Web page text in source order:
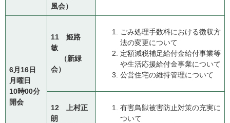
風会）
6月16日
月曜日
10時00分
開会
11 姫路
敏
（新緑
会）
ごみ処理手数料における徴収方
法の変更について
定額減税補足給付金給付事業等
や生活応援給付金事業について
公営住宅の維持管理について
12 上村正
朗
有害鳥獣被害防止対策の充実に
ついて